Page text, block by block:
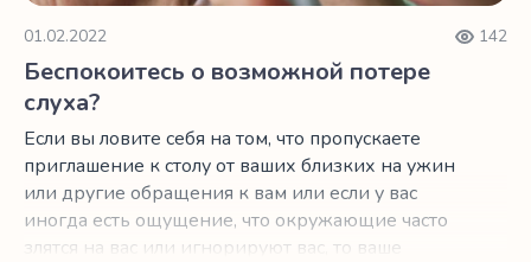
01.02.2022 142
Беспокоитесь о возможной потере
слуха?
Если вы ловите себя на том, что пропускаете
приглашение к столу от ваших близких на ужин
или другие обращения к вам или если у вас
иногда есть ощущение, что окружающие часто
злятся на вас или игнорируют вас, то ваше